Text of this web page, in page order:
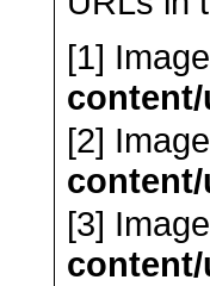
[1]
content/
[2]
content/
[3]
content/